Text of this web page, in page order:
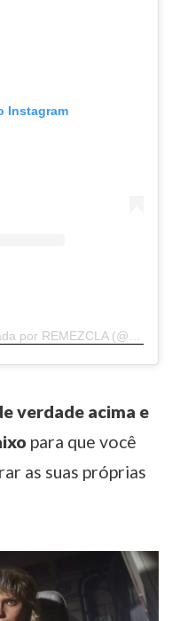
Instagram
verdade acima e
para que você
as suas próprias